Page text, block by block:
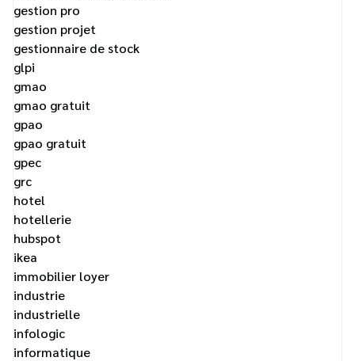
gestion pro
gestion projet
gestionnaire de stock
glpi
gmao
gmao gratuit
gpao
gpao gratuit
gpec
grc
hotel
hotellerie
hubspot
ikea
immobilier loyer
industrie
industrielle
infologic
informatique